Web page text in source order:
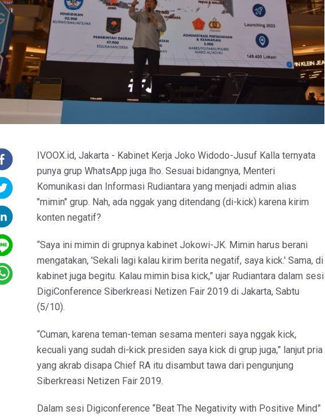
IVOOX.id, Jakarta - Kabinet Kerja Joko Widodo-Jusuf Kalla ternyata
punya grup WhatsApp juga lho. Sesuai bidangnya, Menteri
Komunikasi dan Informasi Rudiantara yang menjadi admin alias
"mimin" grup. Nah, ada nggak yang ditendang (di-kick) karena kirim
konten negatif?
“Saya ini mimin di grupnya kabinet Jokowi-JK. Mimin harus berani
mengatakan, 'Sekali lagi kalau kirim berita negatif, saya kick.' Sama, di
kabinet juga begitu. Kalau mimin bisa kick,” ujar Rudiantara dalam sesi
DigiConference Siberkreasi Netizen Fair 2019 di Jakarta, Sabtu
(5/10).
“Cuman, karena teman-teman sesama menteri saya nggak kick,
kecuali yang sudah di-kick presiden saya kick di grup juga,” lanjut pria
yang akrab disapa Chief RA itu disambut tawa dari pengunjung
Siberkreasi Netizen Fair 2019.
Dalam sesi Digiconference “Beat The Negativity with Positive Mind”